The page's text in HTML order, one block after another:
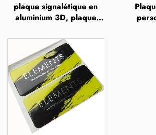
plaque signalétique en
aluminium 3D, plaque
inoxydable, étiquette
métallique avec logo en
relief